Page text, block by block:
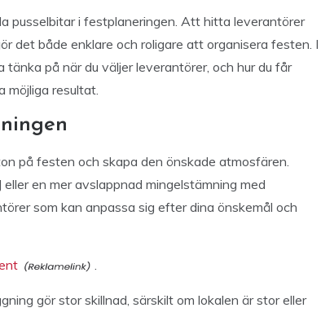
pusselbitar i festplaneringen. Att hitta leverantörer
det både enklare och roligare att organisera festen. I
på när du väljer leverantörer, och hur du får
möjliga resultat.
på festen och skapa den önskade atmosfären.
en mer avslappnad mingelstämning med
som kan anpassa sig efter dina önskemål och
.
gör stor skillnad, särskilt om lokalen är stor eller